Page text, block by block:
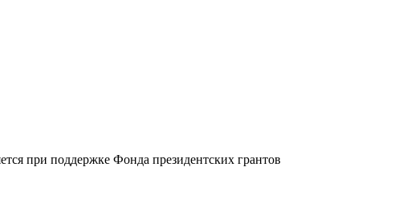
при поддержке Фонда президентских грантов